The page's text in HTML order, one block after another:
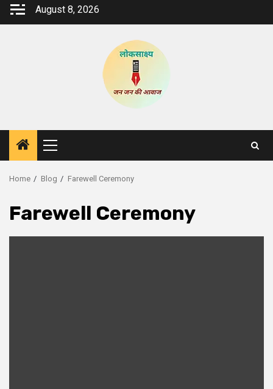
Skip
August 8, 2026
Primary
Menu
Home Blog Farewell Ceremony
Farewell Ceremony